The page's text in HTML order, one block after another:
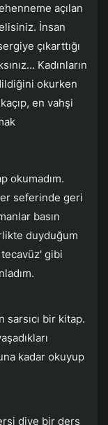
açılan
İnsan
çıkarttığı
Kadınların
okurken
en vahşi
okumadım.
seferinde geri
basın
duyduğum
gibi
bir kitap.
kadar okuyup
diye bir ders